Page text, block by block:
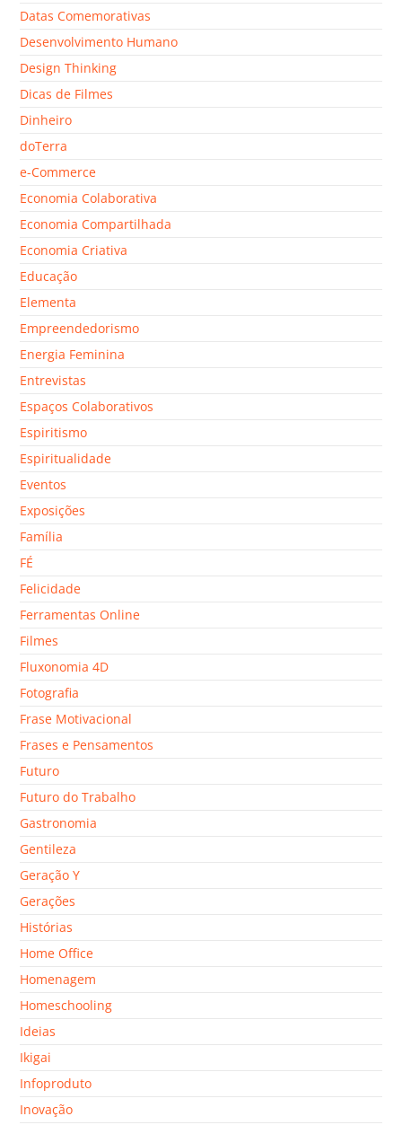
Datas Comemorativas
Desenvolvimento Humano
Design Thinking
Dicas de Filmes
Dinheiro
doTerra
e-Commerce
Economia Colaborativa
Economia Compartilhada
Economia Criativa
Educação
Elementa
Empreendedorismo
Energia Feminina
Entrevistas
Espaços Colaborativos
Espiritismo
Espiritualidade
Eventos
Exposições
Família
FÉ
Felicidade
Ferramentas Online
Filmes
Fluxonomia 4D
Fotografia
Frase Motivacional
Frases e Pensamentos
Futuro
Futuro do Trabalho
Gastronomia
Gentileza
Geração Y
Gerações
Histórias
Home Office
Homenagem
Homeschooling
Ideias
Ikigai
Infoproduto
Inovação